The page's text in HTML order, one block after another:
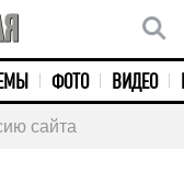
ТЕМЫ ФОТО ВИДЕО
сайта